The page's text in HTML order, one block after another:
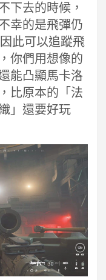
下去的時候，
幸的是飛彈仍
此可以追蹤飛
你們用想像的
能凸顯馬卡洛
比原本的「法
」還要好玩